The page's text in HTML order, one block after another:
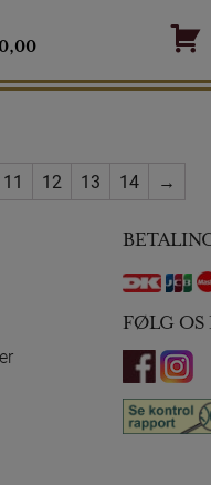
11 12 13 14 →
FØLG OS